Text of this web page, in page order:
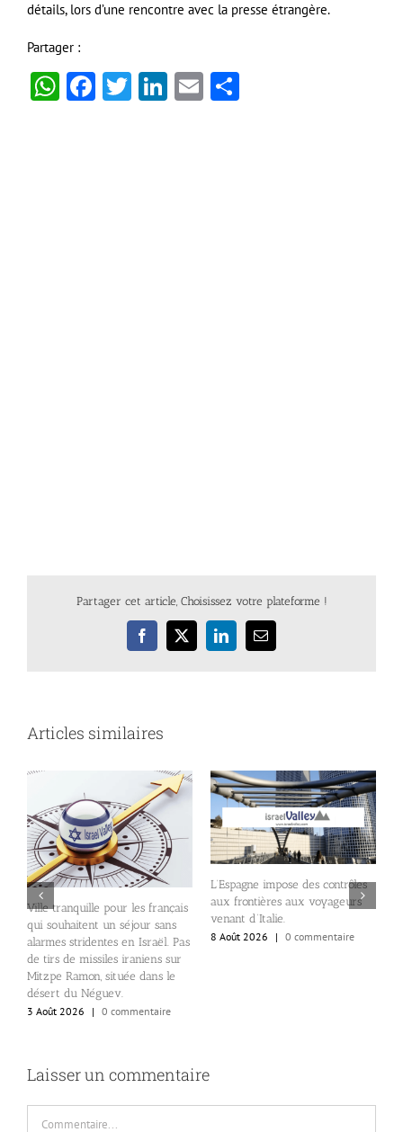
détails, lors d’une rencontre avec la presse étrangère.
Partager :
WhatsApp
Facebook
Twitter
LinkedIn
Email
Partager cet article, Choisissez votre plateforme !
Facebook
X LinkedInEmail
Articles similaires
Ville tranquille pour les français
qui souhaitent un séjour sans
alarmes stridentes en Israël. Pas
de tirs de missiles iraniens sur
Mitzpe Ramon, située dans le
désert du Néguev.
3 Août 2026
| 0 commentaire
L’Espagne impose des contrôles
aux frontières aux voyageurs
venant d’Italie.
8 Août 2026
| 0 commentaire
Laisser un commentaire